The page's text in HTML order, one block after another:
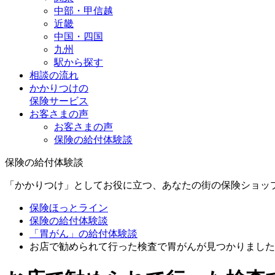
中部・甲信越
近畿
中国・四国
九州
駅から探す
相談の流れ
かかりつけの
保険サービス
お客さまの声
お客さまの声
保険の給付体験談
保険の給付体験談
「かかりつけ」としてお役に立つ、あなたの街の保険ショッ
保険ほっとライン
保険の給付体験談
「胃がん」の給付体験談
お店で勧められて行った検査で胃がんが見つかりました